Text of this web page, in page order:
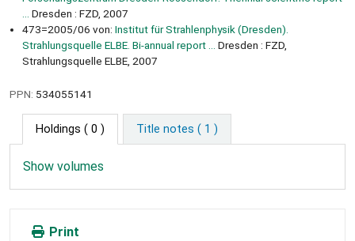
Dresden : FZD, 2007
473=2005/06 von: Institut für Strahlenphysik (Dresden).
Strahlungsquelle ELBE. Bi-annual report ...
Dresden : FZD,
Strahlungsquelle ELBE, 2007
PPN: 534055141
Holdings ( 0 ) Title notes ( 1 )
Show volumes
Print